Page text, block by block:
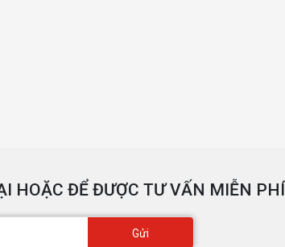
HOẶC ĐỂ ĐƯỢC TƯ VẤN MIỄN PHÍ
Gửi